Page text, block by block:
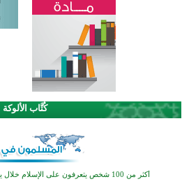
كُتَّاب الألوكة
القرآن والتربية في صدارة البرامج الصيفية للمسلمين
اختتام الدورة التاسعة لمسابقة حفظ وتلاوة